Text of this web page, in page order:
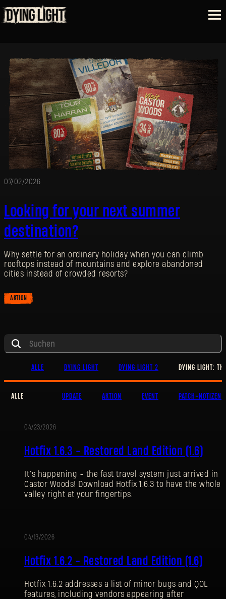
07/02/2026
Looking for your next summer
destination?
Why settle for an ordinary holiday when you can climb
rooftops instead of mountains and explore abandoned
cities instead of crowded resorts?
AKTION
ALLE DYING LIGHT DYING LIGHT 2 DYING LIGHT:
ALLE UPDATE AKTION EVENT PATCH-NOTIZEN
04/23/2026
Hotfix 1.6.3 - Restored Land Edition (1.6)
It’s happening - the fast travel system just arrived in
Castor Woods! Download Hotfix 1.6.3 to have the whole
valley right at your fingertips.
04/13/2026
Hotfix 1.6.2 - Restored Land Edition (1.6)
Hotfix 1.6.2 addresses a list of minor bugs and QOL
features, including vendors appearing after